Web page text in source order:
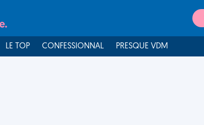
LE TOP CONFESSIONNAL PRESQUE VDM